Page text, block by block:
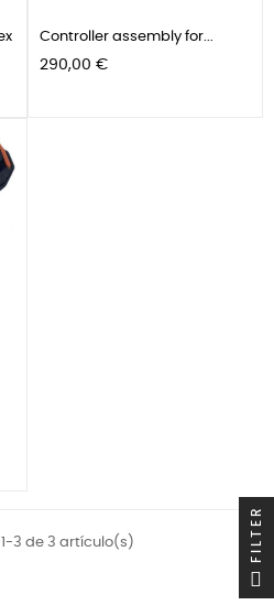
Controller assembly for...
Precio
290,00 €
3 de 3 artículo(s) FILTER